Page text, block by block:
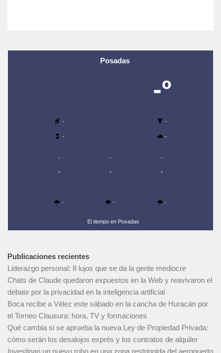
Posadas
-º
- -
- -
-
-
-
-
-
-
-
-
-
El tiempo en Posadas
Publicaciones recientes
Liderazgo personal: 8 lujos que se da la gente mediocre
Chats de Claude quedaron expuestos en la Web y reavivaron el
debate por la privacidad en la inteligencia artificial
Boca recibe a Vélez este sábado en la cancha de Huracán por
el Torneo Clausura: hora, TV y formaciones
Qué cambia si se aprueba la nueva Ley de Propiedad Privada:
cómo serán los desalojos exprés y los contratos de alquiler
Investigan un nuevo robo en una zona restringida del aeropuerto